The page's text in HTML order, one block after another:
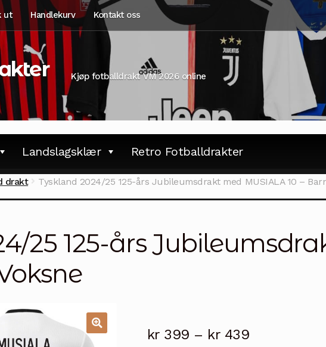
ut Handlekurv Kontakt oss
Kjøp fotballdrakt VM 2026 online
Landslagsklær Retro Fotballdrakter
drakt Tyskland 2024/25 125-års Jubileumsdrakt med MUSIALA 10 –
25 125-års
🔍 kr399 – kr439Prisområde: